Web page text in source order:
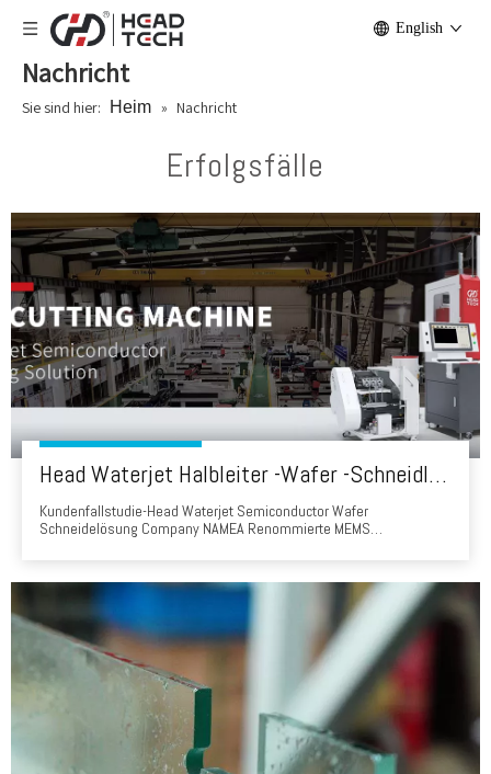
English
Nachricht
Sie sind hier: Heim » Nachricht
Erfolgsfälle
Head Waterjet Halbleiter -Wafer -Schneidlösung
Kundenfallstudie-Head Waterjet Semiconductor Wafer
Schneidelösung Company NAMEA Renommierte MEMS
MEMS Manufacturing Research Institute, das sich auf Wafer
Semiconductor Cut-Forschung spezialisiert hat